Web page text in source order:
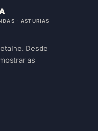
· ASTURIAS
Desde
as